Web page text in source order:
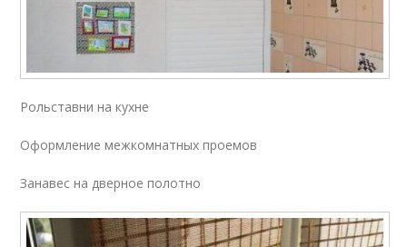
Рольставни на кухне
Оформление межкомнатных проемов
Занавес на дверное полотно